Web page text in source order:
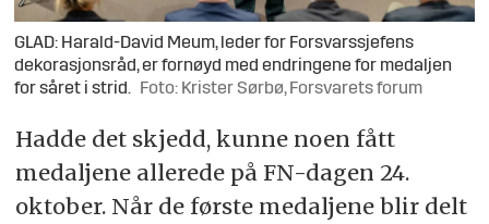
GLAD: Harald-David Meum, leder for Forsvarssjefens
dekorasjonsråd, er fornøyd med endringene for medaljen
for såret i strid.
Foto: Krister Sørbø, Forsvarets forum
Hadde det skjedd, kunne noen fått
medaljene allerede på FN-dagen 24.
oktober. Når de første medaljene blir delt